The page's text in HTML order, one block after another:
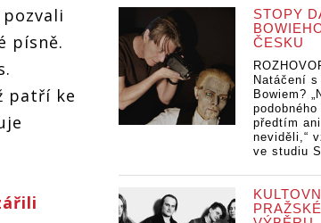
písně.
patří ke
STOPY
ČESKU
Natáčení s
Bowiem?
předtím
neviděli,“
ve studiu